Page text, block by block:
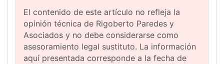
El contenido de este artículo no refleja la
opinión técnica de Rigoberto Paredes y
Asociados y no debe considerarse como
asesoramiento legal sustituto. La información
aquí presentada corresponde a la fecha de